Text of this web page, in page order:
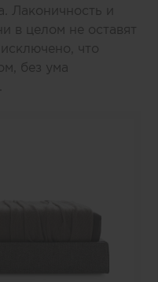
Лаконичность и
в целом не оставят
что
без ума